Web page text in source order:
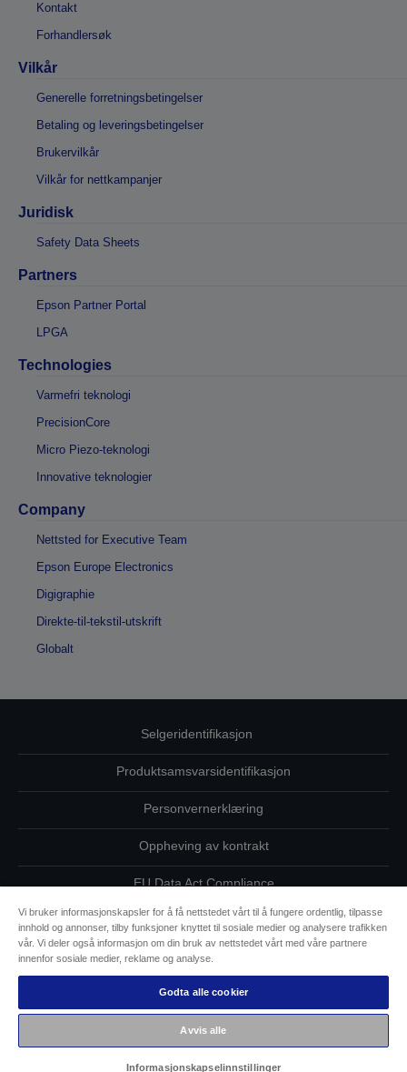
Kontakt
Forhandlersøk
Vilkår
Generelle forretningsbetingelser
Betaling og leveringsbetingelser
Brukervilkår
Vilkår for nettkampanjer
Juridisk
Safety Data Sheets
Partners
Epson Partner Portal
LPGA
Technologies
Varmefri teknologi
PrecisionCore
Micro Piezo-teknologi
Innovative teknologier
Company
Nettsted for Executive Team
Epson Europe Electronics
Digigraphie
Direkte-til-tekstil-utskrift
Globalt
Selgeridentifikasjon
Produktsamsvarsidentifikasjon
Personvernerklæring
Oppheving av kontrakt
EU Data Act Compliance
Ta kontakt med oss vedrørende personopplysningene dine
Informasjon om informasjonskapsler
Epsons forpliktelse til tilgjengelighet
Copyright (c) 2026 Seiko Epson
Vi bruker informasjonskapsler for å få nettstedet vårt til å fungere ordentlig, tilpasse
innhold og annonser, tilby funksjoner knyttet til sosiale medier og analysere trafikken
vår. Vi deler også informasjon om din bruk av nettstedet vårt med våre partnere
innenfor sosiale medier, reklame og analyse.
Godta alle cookier
Avvis alle
Informasjonskapselinnstillinger